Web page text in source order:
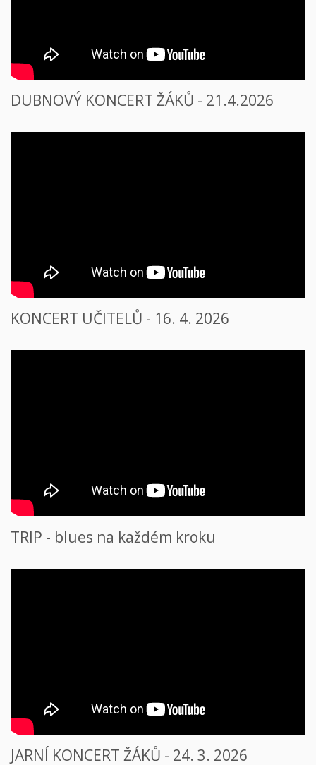
DUBNOVÝ KONCERT ŽÁKŮ - 21.4.2026
KONCERT UČITELŮ - 16. 4. 2026
TRIP - blues na každém kroku
JARNÍ KONCERT ŽÁKŮ - 24. 3. 2026